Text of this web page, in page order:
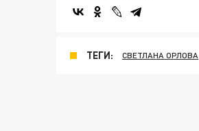
ТЕГИ: СВЕТЛАНА ОРЛОВА